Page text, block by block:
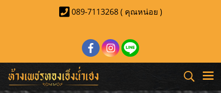
089-7113268 ( คุณหน่อย )